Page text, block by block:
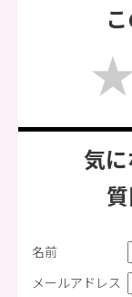
気
名前
メールアドレス